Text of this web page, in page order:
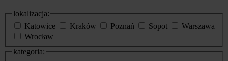
lokalizacja:
Katowice
Kraków Poznań Sopot
Warszawa
Wrocław
kategoria: